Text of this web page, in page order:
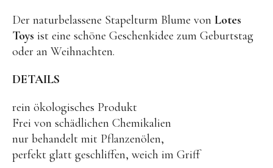
Kuscheltiere
Lernspiele
Spielzeug aus dem Erzgebirge
filipok Holzspielzeuge
WOODEN STORY
Der naturbelassene Stapelturm Blume von Lotes
Toys ist eine schöne Geschenkidee zum Geburtstag
oder an Weihnachten.
DETAILS
rein ökologisches Produkt
Frei von schädlichen Chemikalien
nur behandelt mit Pflanzenölen,
perfekt glatt geschliffen, weich im Griff